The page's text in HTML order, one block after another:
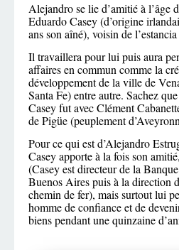
Alejandro se lie d’amitié à l’âge
Eduardo Casey (d’origine
ans son aîné), voisin de
Il travaillera pour lui puis aura
affaires en commun comme la
développement de la ville de
Santa Fe) entre autre. Sachez
Casey fut avec Clément
de Pigüe (peuplement
Pour ce qui est d’Alejandro
Casey apporte à la fois son
(Casey est directeur de la
Buenos Aires puis à la direction
chemin de fer), mais surtout lui
homme de confiance et de
biens pendant une quinzaine